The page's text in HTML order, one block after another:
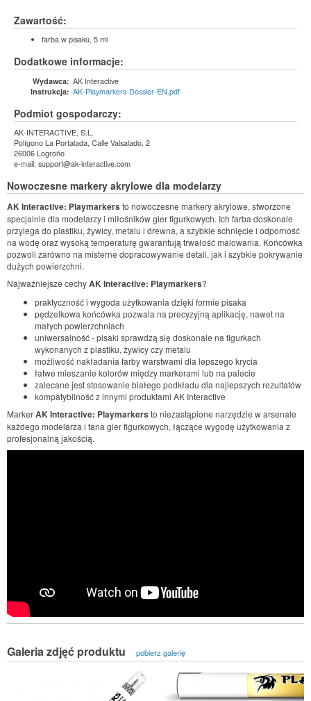
Zawartość:
farba w pisaku, 5 ml
Dodatkowe informacje:
Wydawca: AK Interactive
Instrukcja: AK-Playmarkers-Dossier-EN.pdf
Podmiot gospodarczy:
AK-INTERACTIVE, S.L.
Polígono La Portalada, Calle Valsalado, 2
26006 Logroño
e-mail: support@ak-interactive.com
Nowoczesne markery akrylowe dla modelarzy
AK Interactive: Playmarkers to nowoczesne markery akrylowe, stworzone
specjalnie dla modelarzy i miłośników gier figurkowych. Ich farba doskonale
przylega do plastiku, żywicy, metalu i drewna, a szybkie schnięcie i odporność
na wodę oraz wysoką temperaturę gwarantują trwałość malowania. Końcówka
pozwoli zarówno na misterne dopracowywanie detali, jak i szybkie pokrywanie
dużych powierzchni.
Najważniejsze cechyAK Interactive: Playmarkers?
praktyczność i wygoda użytkowania dzięki formie pisaka
pędzelkowa końcówka pozwala na precyzyjną aplikację, nawet na
małych powierzchniach
uniwersalność - pisaki sprawdzą się doskonale na figurkach
wykonanych z plastiku, żywicy czy metalu
możliwość nakładania farby warstwami dla lepszego krycia
łatwe mieszanie kolorów między markerami lub na palecie
zalecane jest stosowanie białego podkładu dla najlepszych rezultatów
kompatybilność z innymi produktami AK Interactive
MarkerAK Interactive: Playmarkers to niezastąpione narzędzie w arsenale
każdego modelarza i fana gier figurkowych, łączące wygodę użytkowania z
profesjonalną jakością.
Galeria zdjęć produktu pobierz galerię